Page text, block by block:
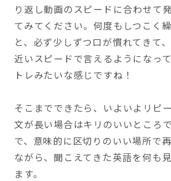
り返し動画のスピードに合わせて
てみてください。何度もしつこく
と、必ず少しずつ口が慣れてきて
近いスピードで言えるようになっ
トレみたいな感じですね！
そこまでできたら、いよいよリピ
文が長い場合はキリのいいところ
で、意味的に区切りのいい場所で
ながら、聞こえてきた英語を何も
ます。